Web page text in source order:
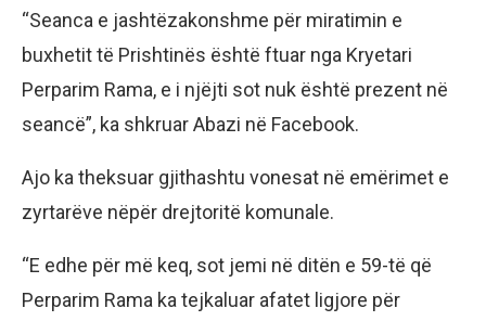
“Seanca e jashtëzakonshme për miratimin e
buxhetit të Prishtinës është ftuar nga Kryetari
Perparim Rama, e i njëjti sot nuk është prezent në
seancë”, ka shkruar Abazi në Facebook.
Ajo ka theksuar gjithashtu vonesat në emërimet e
zyrtarëve nëpër drejtoritë komunale.
“E edhe për më keq, sot jemi në ditën e 59-të që
Perparim Rama ka tejkaluar afatet ligjore për